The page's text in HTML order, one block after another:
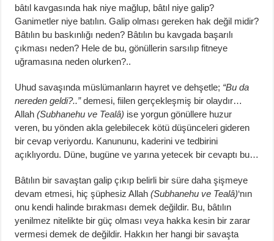
bâtıl kavgasında hak niye mağlup, bâtıl niye galip?
Ganimetler niye batılın. Galip olması gereken hak değil midir?
Bâtılın bu baskınlığı neden? Bâtılın bu kavgada başarılı
çıkması neden? Hele de bu, gönüllerin sarsılıp fitneye
uğramasına neden olurken?..
Uhud savaşında müslümanların hayret ve dehşetle; “Bu da
nereden geldi?..”demesi, fiilen gerçekleşmiş bir olaydır…
Allah(Subhanehu ve Tealâ) ise yorgun gönüllere huzur
veren, bu yönden akla gelebilecek kötü düşünceleri gideren
bir cevap veriyordu. Kanununu, kaderini ve tedbirini
açıklıyordu. Düne, bugüne ve yarına yetecek bir cevaptı bu…
Bâtılın bir savaştan galip çıkıp belirli bir süre daha şişmeye
devam etmesi, hiç şüphesiz Allah(Subhanehu ve Tealâ)‘nın
onu kendi halinde bırakması demek değildir. Bu, bâtılın
yenilmez nitelikte bir güç olması veya hakka kesin bir zarar
vermesi demek de değildir. Hakkın her hangi bir savaşta